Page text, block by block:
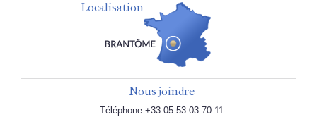
Localisation
Nous joindre
Téléphone:+33 05.53.03.70.11